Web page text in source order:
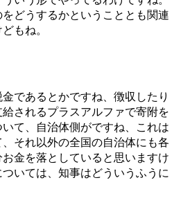
どうするかということとも関連
もね。
であるとかですね、徴収したり
されるプラスアルファで寄附を
て、自治体側がですね、これは
それ以外の全国の自治体にも各
金を落としていると思いますけ
いては、知事はどういうふうに